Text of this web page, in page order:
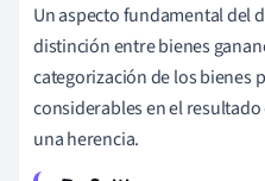
Un aspecto fundamental del
distinción entre bienes
categorización de los bienes
considerables en el
una herencia.